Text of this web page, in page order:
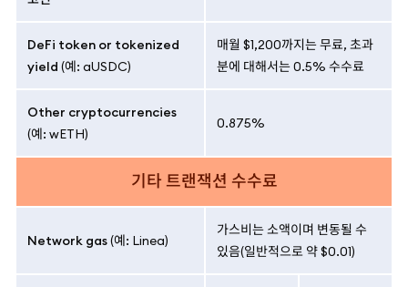
DeFi token or tokenized
yield (예: aUSDC)
매월 $1,200까지는 무료, 초과
분에 대해서는 0.5% 수수료
Other cryptocurrencies
(예: wETH)
0.875%
기타 트랜잭션 수수료
Network gas(예: Linea)
가스비는 소액이며 변동될 수
있음(일반적으로 약 $0.01)